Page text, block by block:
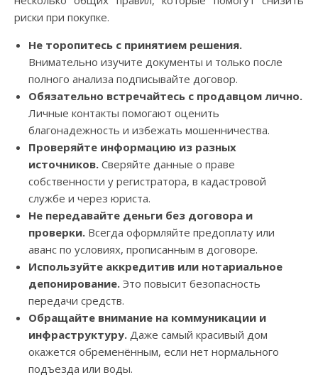
риски при покупке.
Не торопитесь с принятием решения.
Внимательно изучите документы и только после
полного анализа подписывайте договор.
Обязательно встречайтесь с продавцом лично.
Личные контакты помогают оценить
благонадежность и избежать мошенничества.
Проверяйте информацию из разных
источников. Сверяйте данные о праве
собственности у регистратора, в кадастровой
службе и через юриста.
Не передавайте деньги без договора и
проверки. Всегда оформляйте предоплату или
аванс по условиях, прописанным в договоре.
Используйте аккредитив или нотариальное
депонирование. Это повысит безопасность
передачи средств.
Обращайте внимание на коммуникации и
инфраструктуру. Даже самый красивый дом
окажется обременённым, если нет нормального
подъезда или воды.